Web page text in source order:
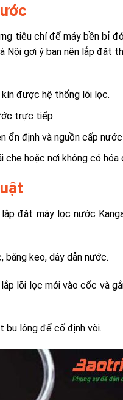
tiêu chí để máy bền bỉ
gợi ý bạn nên lắp đặt
được hệ thống lõi lọc.
trực tiếp.
ổn định và nguồn cấp
hoặc nơi không có hóa
đặt máy lọc nước
băng keo, dây dẫn nước.
lõi lọc mới vào cốc và
bu lông để cố định vòi.